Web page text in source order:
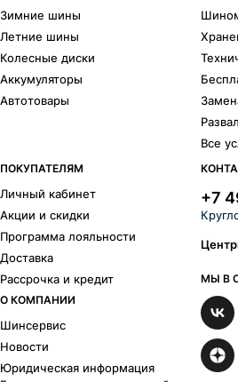
Зимние шины
Летние шины
Колесные диски
Аккумуляторы
Автотовары
Все
ПОКУПАТЕЛЯМ
Личный кабинет
Акции и скидки
Программа лояльности
Доставка
Рассрочка и кредит
О КОМПАНИИ
Шинсервис
Новости
Юридическая информация
+7
МЫ В